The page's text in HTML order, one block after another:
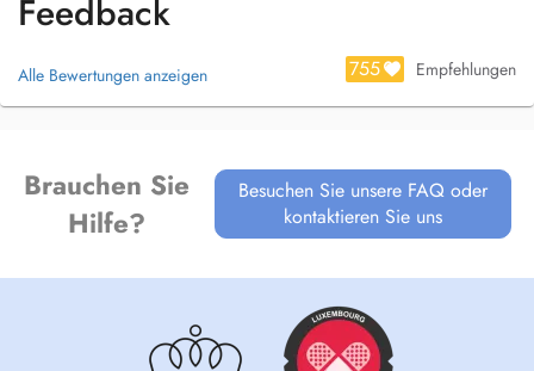
Feedback
Alle Bewertungen anzeigen 755 Empfehlungen
Brauchen Sie
Hilfe?
Besuchen Sie unsere FAQ oder
kontaktieren Sie uns